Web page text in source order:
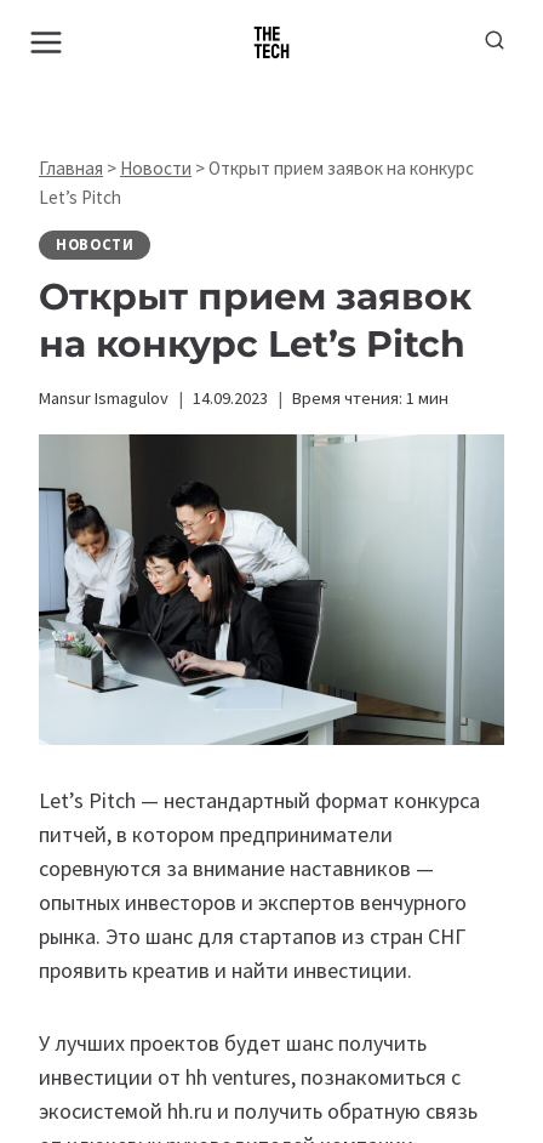
Главная > Новости >Открыт прием заявок на конкурс
Let’s Pitch
НОВОСТИ
Открыт прием заявок
на конкурс Let’s Pitch
Mansur Ismagulov 14.09.2023 Время чтения: 1 мин
Let’s Pitch — нестандартный формат конкурса
питчей, в котором предприниматели
соревнуются за внимание наставников —
опытных инвесторов и экспертов венчурного
рынка. Это шанс для стартапов из стран СНГ
проявить креатив и найти инвестиции.
У лучших проектов будет шанс получить
инвестиции от hh ventures, познакомиться с
экосистемой hh.ru и получить обратную связь